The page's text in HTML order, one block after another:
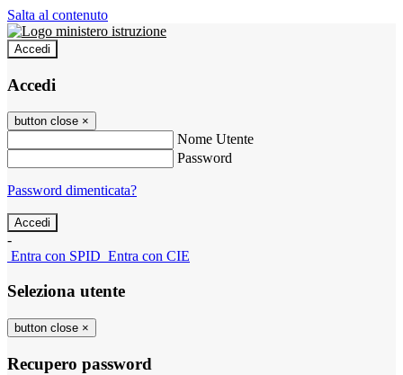
Salta al contenuto
Accedi
Accedi
button close ×
Nome Utente
Password
Password dimenticata?
-
Entra con SPID Entra con CIE
Seleziona utente
button close ×
Recupero password